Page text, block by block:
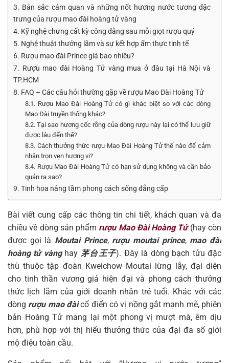
3. Bản sắc cảm quan và những nốt hương nước tương đặc
trưng của rượu mao đài hoàng tử vàng
4. Kỹ nghệ chưng cất kỳ công đằng sau mỗi giọt rượu quý
5. Nghệ thuật thưởng lãm và sự kết hợp ẩm thực tinh tế
6. Rượu mao đài Prince giá bao nhiêu?
7. Rượu mao đài Hoàng Tử vàng mua ở đâu tại Hà Nội và
TP.HCM
8. FAQ – Các câu hỏi thường gặp về rượu Mao Đài Hoàng Tử
8.1. Rượu Mao Đài Hoàng Tử có gì khác biệt so với các dòng
Mao Đài truyền thống khác?
8.2. Tại sao hương cốc rỗng của dòng rượu này lại có thể lưu giữ
được lâu đến thế?
8.3. Cách thưởng thức rượu Mao Đài Hoàng Tử thế nào để cảm
nhận trọn vẹn hương vị?
8.4. Rượu Mao Đài Hoàng Tử có hạn sử dụng không và cần bảo
quản ra sao?
9. Tinh hoa nâng tầm phong cách sống đẳng cấp
Bài viết cung cấp các thông tin chi tiết, khách quan và đa
chiều về dòng sản phẩm rượu Mao Đài Hoàng Tử(hay còn
được gọi là Moutai Prince, rượu moutai prince, mao đài
hoàng tử vànghay 茅台王子). Đây là dòng bạch tửu đặc
thù thuộc tập đoàn Kweichow Moutai lừng lẫy, đại diện
cho tinh thần vương giả hiện đại và phong cách thưởng
thức lịch lãm của giới doanh nhân trẻ tuổi. Khác với các
dòng rượu mao đàicổ điển có vị nồng gắt mạnh mẽ, phiên
bản Hoàng Tử mang lại một phong vị mượt mà, êm dịu
hơn, phù hợp với thị hiếu thưởng thức của đại đa số giới
mộ điệu toàn cầu.